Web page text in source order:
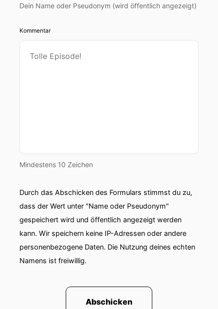
Dein Name oder Pseudonym (wird öffentlich angezeigt)
Kommentar
Mindestens 10 Zeichen
Durch das Abschicken des Formulars stimmst du zu,
dass der Wert unter "Name oder Pseudonym"
gespeichert wird und öffentlich angezeigt werden
kann. Wir speichern keine IP-Adressen oder andere
personenbezogene Daten. Die Nutzung deines echten
Namens ist freiwillig.
Abschicken